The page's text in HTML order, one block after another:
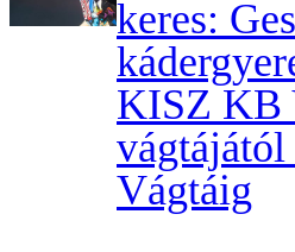
keres:
KISZ KB
vágtájától
Vágtáig